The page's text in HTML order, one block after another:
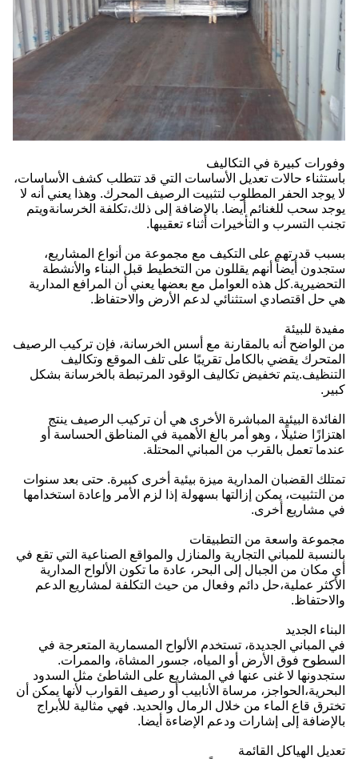
وفورات كبيرة في التكاليف
باستثناء حالات تعديل الأساسات التي قد تتطلب كشف الأساسات،
لا يوجد الحفر المطلوب لتثبيت الرصيف المحرك. وهذا يعني أنه لا
يوجد سحب للغنائم أيضا. بالإضافة إلى ذلك،تكلفة الخرسانةويتم
تجنب التسرب و التأخيرات أثناء تعقيبها.
بسبب قدرتهم على التكيف مع مجموعة من أنواع المشاريع،
ستجدون أيضاً أنهم يقللون من التخطيط قبل البناء والأنشطة
التحضيرية.كل هذه العوامل مع بعضها يعني أن المرافع المدارية
هي حل اقتصادي استثنائي لدعم الأرض والاحتفاظ.
مفيدة للبيئة
من الواضح أنه بالمقارنة مع أسس الخرسانة، فإن تركيب الرصيف
المتحرك يقضي بالكامل تقريبًا على تلف الموقع وتكاليف
التنظيف.يتم تخفيض تكاليف الوقود المرتبطة بالخرسانة بشكل
كبير.
الفائدة البيئية المباشرة الأخرى هي أن تركيب الرصيف ينتج
اهتزازًا ضئيلًا ، وهو أمر بالغ الأهمية في المناطق الحساسة أو
عندما تعمل بالقرب من المباني المحتلة.
تمتلك القضبان المدارية ميزة بيئية أخرى كبيرة. حتى بعد سنوات
من التثبيت، يمكن إزالتها بسهولة إذا لزم الأمر وإعادة استخدامها
في مشاريع أخرى.
مجموعة واسعة من التطبيقات
بالنسبة للمباني التجارية والمنازل والمواقع الصناعية التي تقع في
أي مكان من الجبال إلى البحر، عادة ما تكون الألواح المدارية
الأكثر عملية،حل دائم وفعال من حيث التكلفة لمشاريع الدعم
والاحتفاظ.
البناء الجديد
في المباني الجديدة، تستخدم الألواح المسمارية المتعرجة في
السطوح فوق الأرض أو المياه، جسور المشاة، والممرات.
ستجدونها لا غنى عنها في المشاريع على الشاطئ مثل السدود
البحرية،الحواجز، مرساة الأنابيب أو رصيف القوارب لأنها يمكن أن
تخترق قاع الماء من خلال الرمال والحديد. فهي مثالية للأبراج
بالإضافة إلى إشارات ودعم الإضاءة أيضا.
تعديل الهياكل القائمة